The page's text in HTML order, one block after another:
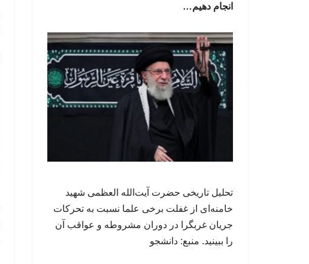
انجام دهیم…
تحلیل تاریخی حضرت آیت‌الله العظمی شهید
خامنه‌ای از غفلت برخی علما نسبت به تحرکات
جریان غربگرا در دوران مشروطه و عواقب آن
را ببینید. منبع: دانشجو